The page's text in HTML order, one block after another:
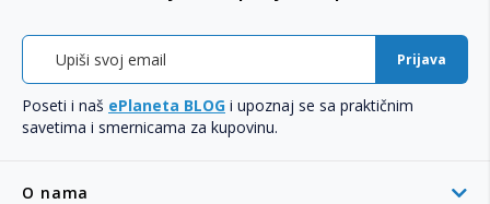
O nama
Prijava
Poseti i naš ePlaneta BLOG i upoznaj se sa praktičnim
savetima i smernicama za kupovinu.